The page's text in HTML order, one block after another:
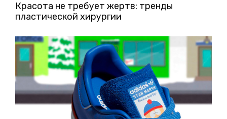
Красота не требует жертв: тренды
пластической хирургии